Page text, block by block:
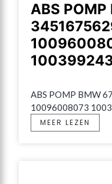
ABS
ABS POMP BMW
10096008073
MEER LEZEN